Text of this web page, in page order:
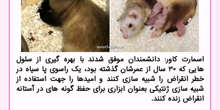
اسمارت کاور: دانشمندان موفق شدند با بهره گیری از سلول
هایی که 30 سال از عمرشان گذشته بود، یک راسوی پا سیاه در
خطر انقراض را شبیه سازی کنند و امیدها را جهت استفاده از
شبیه سازی ژنتیکی بعنوان ابزاری برای حفظ گونه های در آستانه
انقراض زنده کنند.